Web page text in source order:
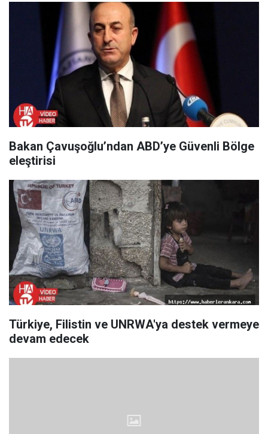
Bakan Çavuşoğlu’ndan ABD’ye Güvenli Bölge
eleştirisi
Türkiye, Filistin ve UNRWA'ya destek vermeye
devam edecek